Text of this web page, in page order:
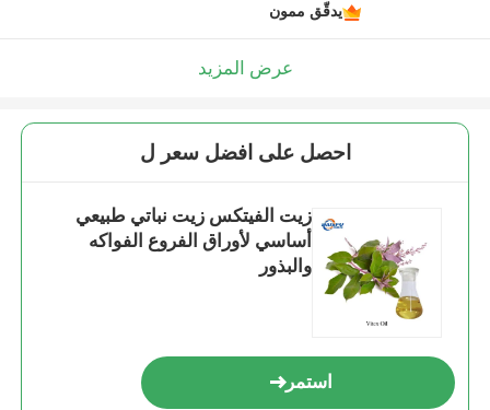
يدقّق ممون
عرض المزيد
احصل على افضل سعر ل
زيت الفيتكس زيت نباتي طبيعي
أساسي لأوراق الفروع الفواكه
والبذور
استمر